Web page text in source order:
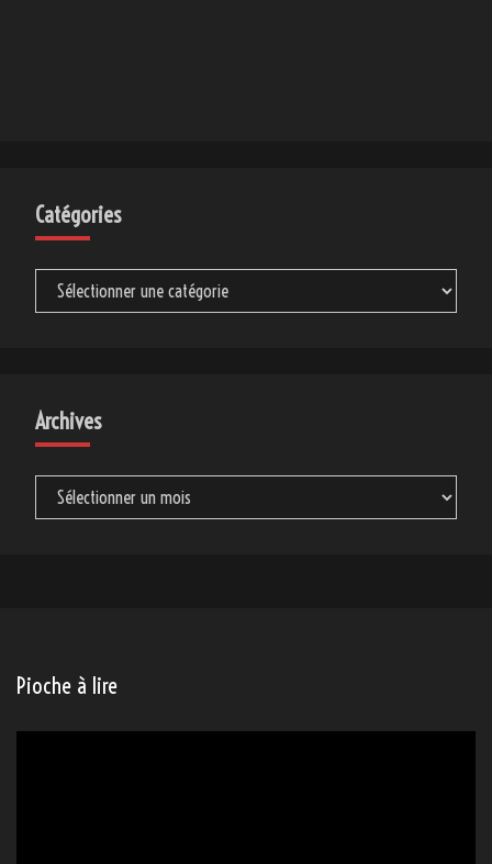
Catégories
Catégories
Archives
Archives
Pioche à lire